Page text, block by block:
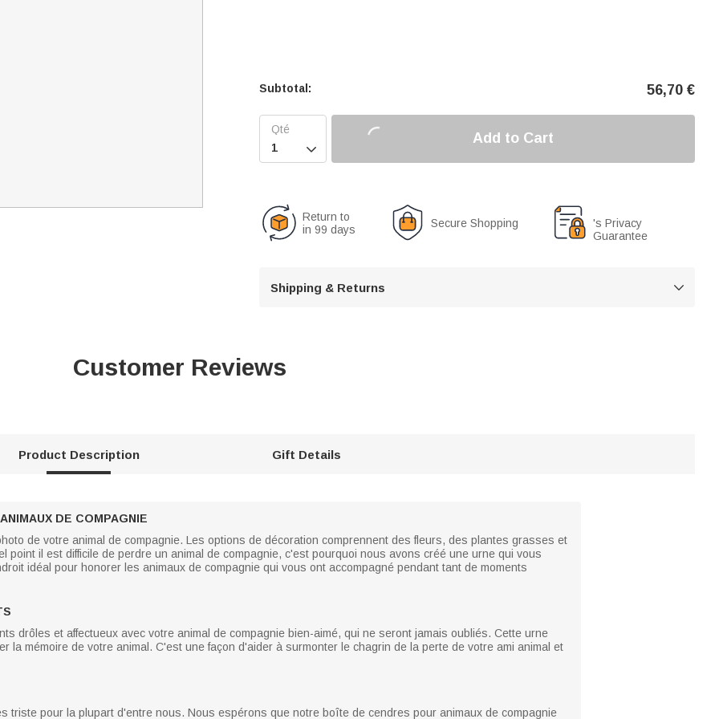
Subtotal: 56,70 €

Add to Cart
Return to
in 99 days
Secure Shopping
's Privacy
Guarantee
Shipping & Returns 
Customer Reviews
Product Description Gift Details
DE COMPAGNIE
de votre animal de compagnie. Les options de décoration comprennent des fleurs, des plantes grasses et
point il est difficile de perdre un animal de compagnie, c'est pourquoi nous avons créé une urne qui vous
idéal pour honorer les animaux de compagnie qui vous ont accompagné pendant tant de moments
drôles et affectueux avec votre animal de compagnie bien-aimé, qui ne seront jamais oubliés. Cette urne
la mémoire de votre animal. C'est une façon d'aider à surmonter le chagrin de la perte de votre ami animal et
triste pour la plupart d'entre nous. Nous espérons que notre boîte de cendres pour animaux de compagnie